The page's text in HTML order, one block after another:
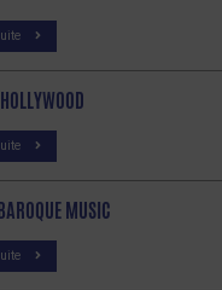
MUSIC